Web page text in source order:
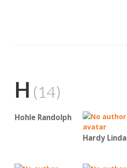
H (14)
Hohle Randolph
Hardy Linda